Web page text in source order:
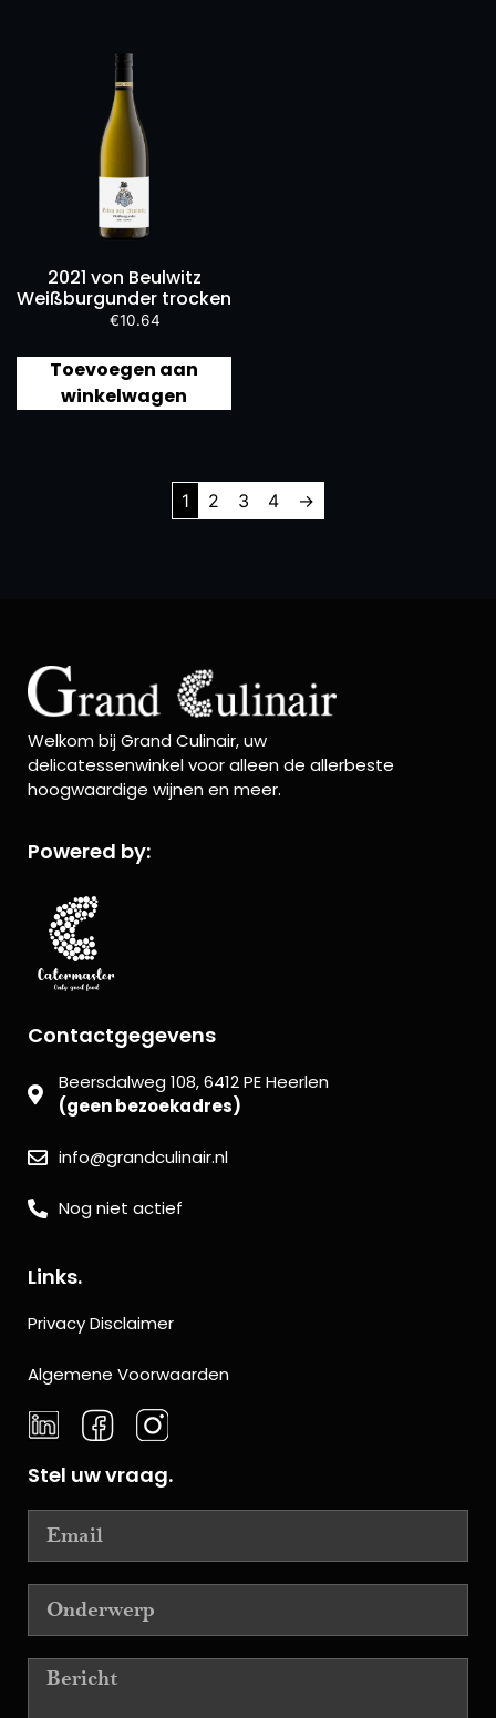
2021 von Beulwitz
Weißburgunder trocken
€10.64
Toevoegen aan
winkelwagen
1 2 3 4 →
Welkom bij Grand Culinair, uw
delicatessenwinkel voor alleen de allerbeste
hoogwaardige wijnen en meer.
Powered by:
Contactgegevens
Beersdalweg 108, 6412 PE Heerlen
(geen bezoekadres)
info@grandculinair.nl
Nog niet actief
Links.
Privacy Disclaimer
Algemene Voorwaarden
Stel uw vraag.